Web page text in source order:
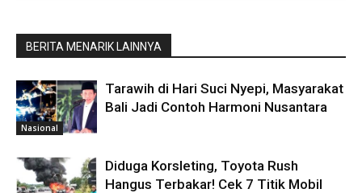
BERITA MENARIK LAINNYA
Nasional
Tarawih di Hari Suci Nyepi, Masyarakat
Bali Jadi Contoh Harmoni Nusantara
Diduga Korsleting, Toyota Rush
Hangus Terbakar! Cek 7 Titik Mobil